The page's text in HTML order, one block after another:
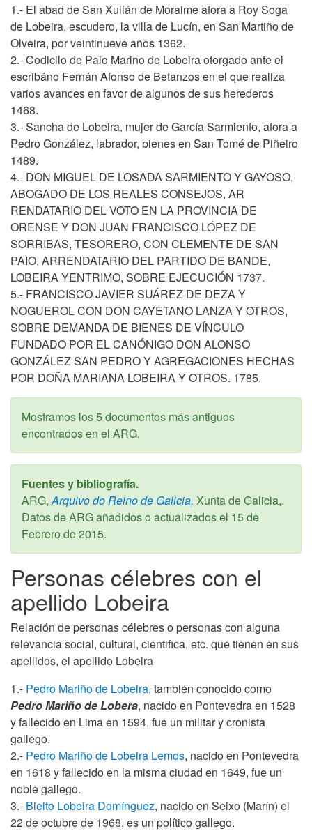
1.- El abad de San Xulián de Moraime afora a Roy Soga
de Lobeira, escudero, la villa de Lucín, en San Martiño de
Olveira, por veintinueve años 1362.
2.- Codicilo de Paio Marino de Lobeira otorgado ante el
escribáno Fernán Afonso de Betanzos en el que realiza
varios avances en favor de algunos de sus herederos
1468.
3.- Sancha de Lobeira, mujer de García Sarmiento, afora a
Pedro González, labrador, bienes en San Tomé de Piñeiro
1489.
4.- DON MIGUEL DE LOSADA SARMIENTO Y GAYOSO,
ABOGADO DE LOS REALES CONSEJOS, AR
RENDATARIO DEL VOTO EN LA PROVINCIA DE
ORENSE Y DON JUAN FRANCISCO LÓPEZ DE
SORRIBAS, TESORERO, CON CLEMENTE DE SAN
PAIO, ARRENDATARIO DEL PARTIDO DE BANDE,
LOBEIRA YENTRIMO, SOBRE EJECUCIÓN 1737.
5.- FRANCISCO JAVIER SUÁREZ DE DEZA Y
NOGUEROL CON DON CAYETANO LANZA Y OTROS,
SOBRE DEMANDA DE BIENES DE VÍNCULO
FUNDADO POR EL CANÓNIGO DON ALONSO
GONZÁLEZ SAN PEDRO Y AGREGACIONES HECHAS
POR DOÑA MARIANA LOBEIRA Y OTROS. 1785.
Mostramos los 5 documentos más antiguos
encontrados en el ARG.
Fuentes y bibliografía.
ARG, Arquivo do Reino de Galicia, Xunta de Galicia,.
Datos de ARG añadidos o actualizados el 15 de
Febrero de 2015.
Personas célebres con el
apellido Lobeira
Relación de personas célebres o personas con alguna
relevancia social, cultural, cientifica, etc. que tienen en sus
apellidos, el apellido Lobeira
1.- Pedro Mariño de Lobeira, también conocido como
Pedro Mariño de Lobera, nacido en Pontevedra en 1528
y fallecido en Lima en 1594, fue un militar y cronista
gallego.
2.- Pedro Mariño de Lobeira Lemos, nacido en Pontevedra
en 1618 y fallecido en la misma ciudad en 1649, fue un
noble gallego.
3.- Bieito Lobeira Domínguez, nacido en Seixo (Marín) el
22 de octubre de 1968, es un político gallego.